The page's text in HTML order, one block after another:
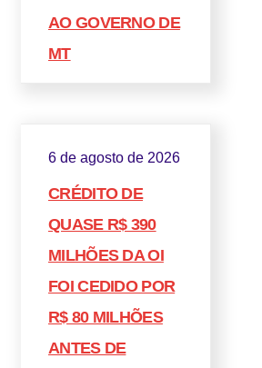
AO GOVERNO DE
MT
6 de agosto de 2026
CRÉDITO DE
QUASE R$ 390
MILHÕES DA OI
FOI CEDIDO POR
R$ 80 MILHÕES
ANTES DE